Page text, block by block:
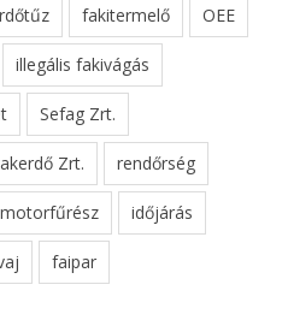
fakitermelő OEE
illegális fakivágás
Sefag Zrt.
Zrt. rendőrség
motorfűrész időjárás
faipar